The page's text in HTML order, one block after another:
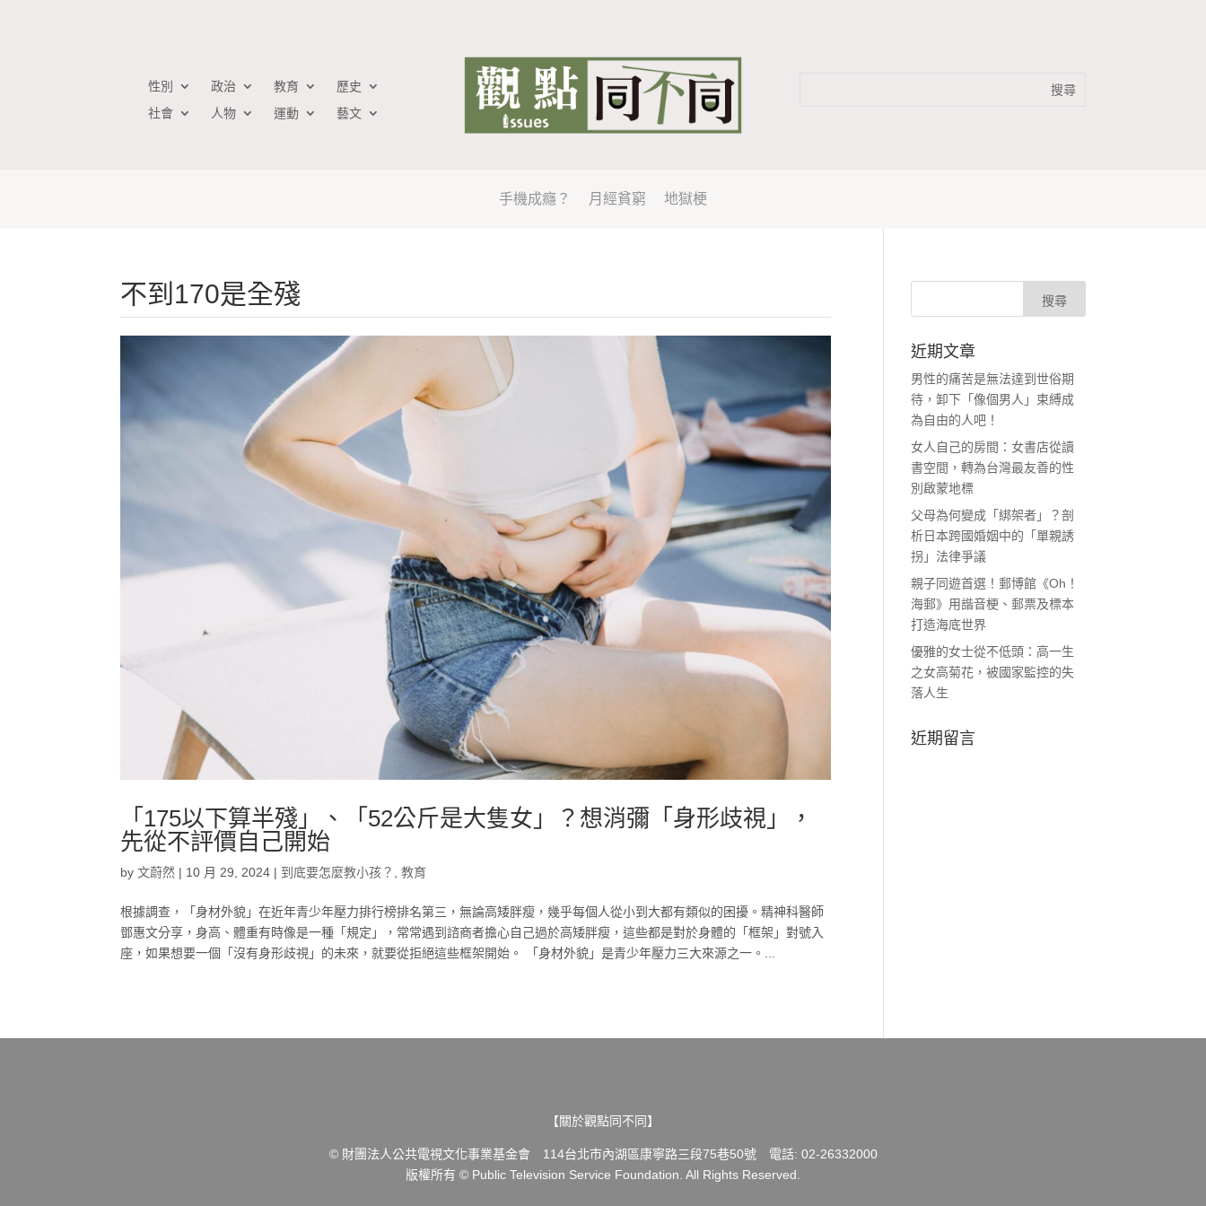
性別 政治 教育
歷史
社會
人物 運動 藝文
手機成癮？ 月經貧窮 地獄梗
不到170是全殘
「175以下算半殘」、「52公斤是大隻女」？想消彌「身形歧視」，
先從不評價自己開始
by文蔚然 | 10 月 29, 2024 | 到底要怎麼教小孩？ ,教育
根據調查，「身材外貌」在近年青少年壓力排行榜排名第三，無論高矮胖瘦，幾乎每個人從小到大都有類似的困擾。精神科醫師
鄧惠文分享，身高、體重有時像是一種「規定」，常常遇到諮商者擔心自己過於高矮胖瘦，這些都是對於身體的「框架」對號入
座，如果想要一個「沒有身形歧視」的未來，就要從拒絕這些框架開始。 「身材外貌」是青少年壓力三大來源之一。...
近期文章
男性的痛苦是無法達到世俗期
待，卸下「像個男人」束縛成
為自由的人吧！
女人自己的房間：女書店從讀
書空間，轉為台灣最友善的性
別啟蒙地標
父母為何變成「綁架者」？剖
析日本跨國婚姻中的「單親誘
拐」法律爭議
親子同遊首選！郵博館《Oh！
海郵》用諧音梗、郵票及標本
打造海底世界
優雅的女士從不低頭：高一生
之女高菊花，被國家監控的失
落人生
近期留言
【關於觀點同不同】
© 財團法人公共電視文化事業基金會 114台北市內湖區康寧路三段75巷50號 電話: 02-26332000
版權所有 © Public Television Service Foundation. All Rights Reserved.